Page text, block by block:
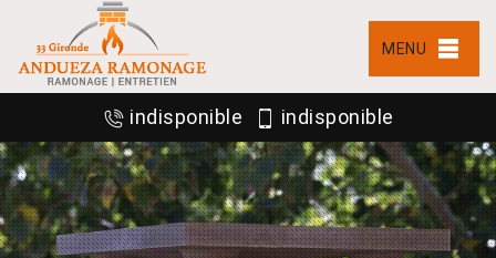
MENU
indisponible indisponible